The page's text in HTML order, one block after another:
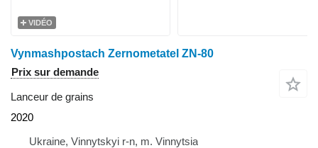
VIDÉO
Vynmashpostach Zernometatel ZN-80
Prix sur demande
Lanceur de grains
2020
Ukraine, Vinnytskyi r-n, m. Vinnytsia